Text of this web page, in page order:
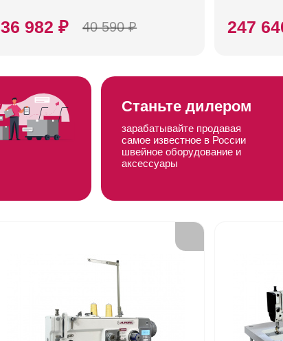
36 982 ₽ 40 590 ₽ 247
Станьте дилером
зарабатывайте продавая
самое известное в России
швейное оборудование и
аксессуары